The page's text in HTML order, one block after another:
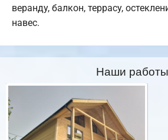
веранду, балкон, террасу,
навес.
Наши работы